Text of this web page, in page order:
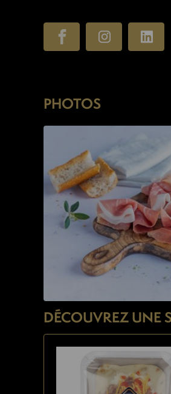
PHOTOS
DÉCOUVREZ UNE